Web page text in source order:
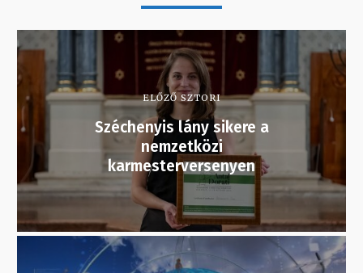
ELŐZŐ SZTORI
Széchenyis lány sikere a
nemzetközi
karmesterversenyen